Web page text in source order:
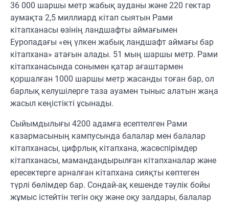
36 000 шаршы метр жабық ауданы және 220 гектар
аумақта 2,5 миллиард кітап сыятын Рами
кітапханасы өзінің ландшафты аймағымен
Еуропадағы «ең үлкен жабық ландшафт аймағы бар
кітапхана» атағын алады. 51 мың шаршы метр. Рами
кітапханасында сонымен қатар ағаштармен
қоршалған 1000 шаршы метр жасанды тоған бар, ол
барлық келушілерге таза ауамен тыныс алатын жаңа
жасыл кеңістікті ұсынады.
Сыйымдылығы 4200 адамға есептелген Рами
казармасының кампусында балалар мен балалар
кітапханасы, цифрлық кітапхана, жасөспірімдер
кітапханасы, мамандандырылған кітапханалар және
ересектерге арналған кітапхана сияқты көптеген
түрлі бөлімдер бар. Сондай-ақ кешенде тәулік бойы
жұмыс істейтін тегін оқу және оқу залдары, балалар